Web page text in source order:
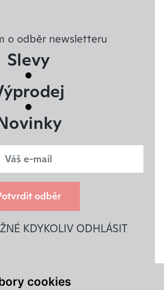
cookies
o odběr newsletteru
Slevy
odběr
KDYKOLIV ODHLÁSIT